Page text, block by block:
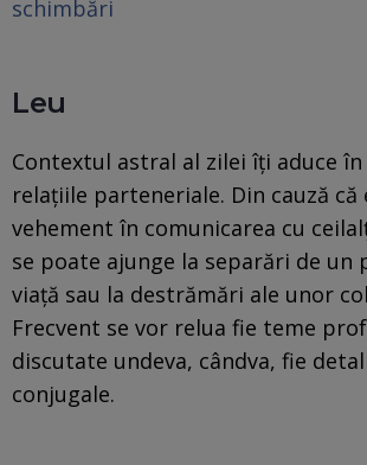
schimbări
Leu
Contextul astral al zilei îți aduce
relațiile parteneriale. Din cauză
vehement în comunicarea cu
se poate ajunge la separări de un
viață sau la destrămări ale unor
Frecvent se vor relua fie teme
discutate undeva, cândva, fie
conjugale.